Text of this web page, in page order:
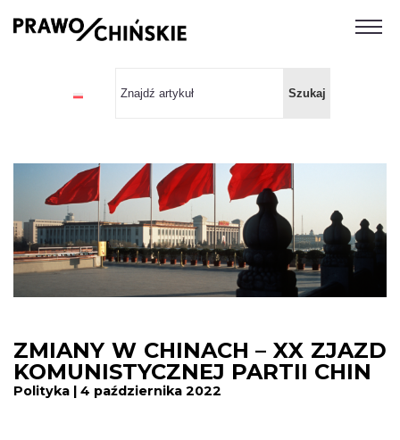
ZMIANY W CHINACH – XX ZJAZD
KOMUNISTYCZNEJ PARTII CHIN
Polityka | 4 października 2022